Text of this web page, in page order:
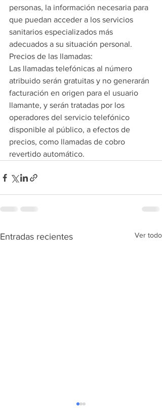
personas, la información necesaria para
que puedan acceder a los servicios
sanitarios especializados más
adecuados a su situación personal.
Precios de las llamadas:
Las llamadas telefónicas al número
atribuido serán gratuitas y no generarán
facturación en origen para el usuario
llamante, y serán tratadas por los
operadores del servicio telefónico
disponible al público, a efectos de
precios, como llamadas de cobro
revertido automático.
Entradas recientes Ver todo